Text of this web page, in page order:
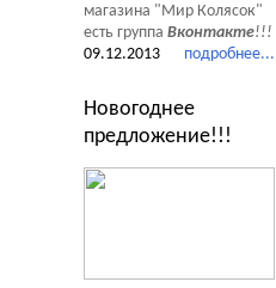
магазина "Мир Колясок"
есть группа Вконтакте!!!
подробнее...
09.12.2013
Новогоднее
предложение!!!